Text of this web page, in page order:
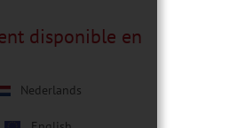
disponible en
Nederlands